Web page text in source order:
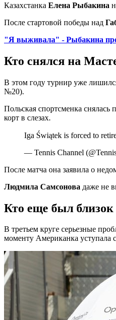
Казахстанка Елена Рыбакина
После стартовой победы над
"Я выживала" - Рыбакина
Кто снялся на
В этом году турнир уже
№20).
Польская спортсменка
корт в слезах.
Iga Świątek is forced to
— Tennis Channel
После матча она заявила о
Людмила Самсонова даже не
Кто еще был
В третьем круге серьезные
моменту Американка уступала